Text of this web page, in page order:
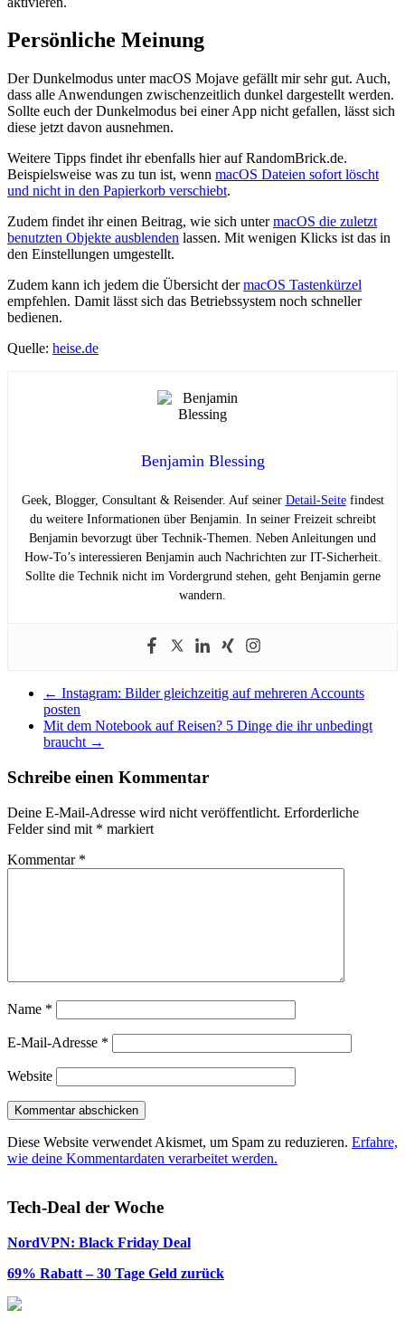
Persönliche Meinung
Der Dunkelmodus unter macOS Mojave gefällt mir sehr gut. Auch,
dass alle Anwendungen zwischenzeitlich dunkel dargestellt werden.
Sollte euch der Dunkelmodus bei einer App nicht gefallen, lässt sich
diese jetzt davon ausnehmen.
Weitere Tipps findet ihr ebenfalls hier auf RandomBrick.de.
Beispielsweise was zu tun ist, wenn macOS Dateien sofort löscht
und nicht in den Papierkorb verschiebt.
Zudem findet ihr einen Beitrag, wie sich untermacOS die zuletzt
benutzten Objekte ausblenden lassen. Mit wenigen Klicks ist das in
den Einstellungen umgestellt.
Zudem kann ich jedem die Übersicht dermacOS Tastenkürzel
empfehlen. Damit lässt sich das Betriebssystem noch schneller
bedienen.
Quelle: heise.de
Benjamin Blessing
Geek, Blogger, Consultant & Reisender. Auf seiner Detail-Seitefindest
du weitere Informationen über Benjamin. In seiner Freizeit schreibt
Benjamin bevorzugt über Technik-Themen. Neben Anleitungen und
How-To’s interessieren Benjamin auch Nachrichten zur IT-Sicherheit.
Sollte die Technik nicht im Vordergrund stehen, geht Benjamin gerne
wandern.
← Instagram: Bilder gleichzeitig auf mehreren Accounts
posten
Mit dem Notebook auf Reisen? 5 Dinge die ihr unbedingt
braucht →
Schreibe einen Kommentar
Deine E-Mail-Adresse wird nicht veröffentlicht. Erforderliche
Felder sind mit * markiert
Kommentar *
Name *
E-Mail-Adresse *
Website
Diese Website verwendet Akismet, um Spam zu reduzieren. Erfahre,
wie deine Kommentardaten verarbeitet werden.
Tech-Deal der Woche
NordVPN: Black Friday Deal
69% Rabatt – 30 Tage Geld zurück